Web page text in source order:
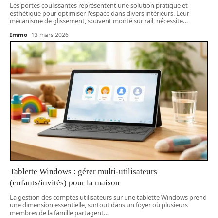
Les portes coulissantes représentent une solution pratique et
esthétique pour optimiser l'espace dans divers intérieurs. Leur
mécanisme de glissement, souvent monté sur rail, nécessite…
Immo 13 mars 2026
Tablette Windows : gérer multi-utilisateurs
(enfants/invités) pour la maison
La gestion des comptes utilisateurs sur une tablette Windows prend
une dimension essentielle, surtout dans un foyer où plusieurs
membres de la famille partagent…